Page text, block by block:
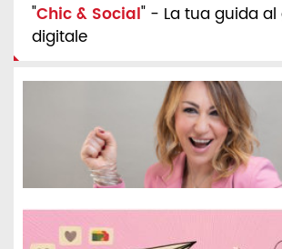
"Chic & Social" - La tua guida
digitale